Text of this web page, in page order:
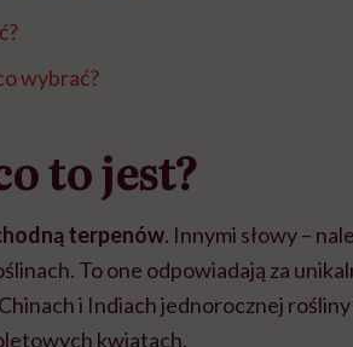
wybrać?
to jest?
terpenów. Innymi słowy –
To one odpowiadają za
i Indiach jednorocznej
kwiatach.